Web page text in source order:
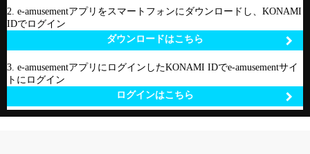
2. e-amusementアプリをスマートフォンにダウンロードし、KONAMI
IDでログイン
ダウンロードはこちら
3. e-amusementアプリにログインしたKONAMI IDでe-amusementサイ
トにログイン
ログインはこちら